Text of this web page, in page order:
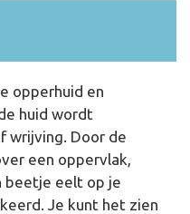
opperhuid en
huid wordt
wrijving. Door de
een oppervlak,
beetje eelt op je
Je kunt het zien